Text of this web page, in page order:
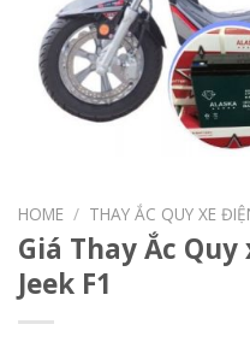
HOME / THAY ẮC QUY XE
Giá Thay Ắc Quy
Jeek F1